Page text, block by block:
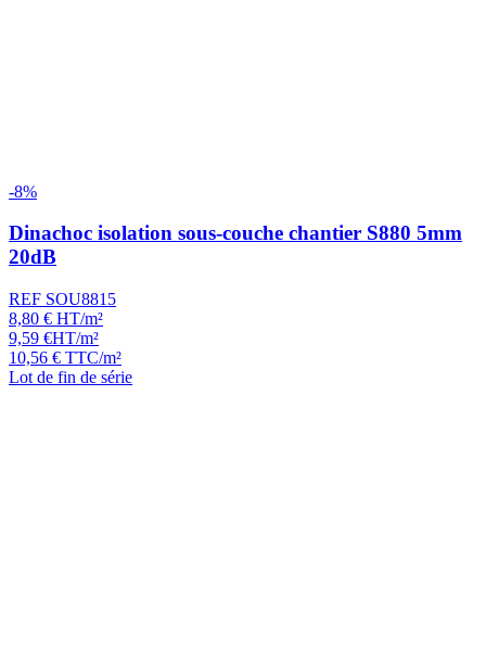
-8%
Dinachoc isolation sous-couche chantier S880 5mm
20dB
REF SOU8815
8,80 € HT/m²
9,59 €HT/m²
10,56 € TTC/m²
Lot de fin de série